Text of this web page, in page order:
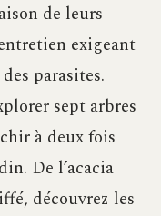
de leurs
exigeant
parasites.
sept arbres
à deux fois
De l’acacia
découvrez les